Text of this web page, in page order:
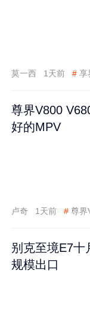
莫一西 1天前 # 享
尊界V800
好的MPV
卢奇 1天前 # 尊界
别克至境E7十
规模出口